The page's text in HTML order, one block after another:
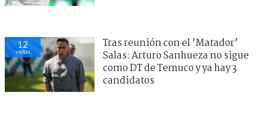
12
visitas
Tras reunión con el ’Matador’
Salas: Arturo Sanhueza no sigue
como DT de Temuco y ya hay 3
candidatos